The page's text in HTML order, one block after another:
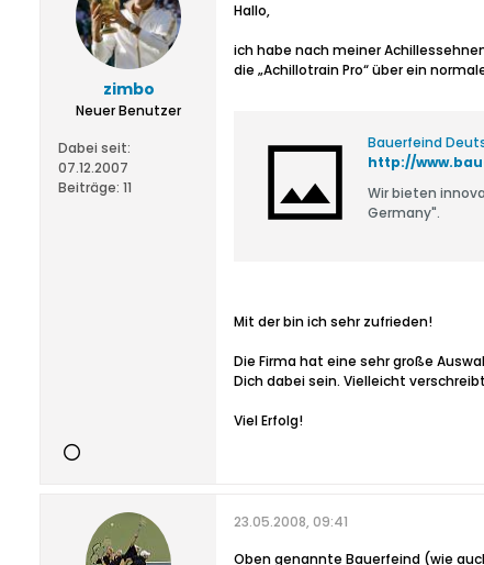
zimbo
Neuer Benutzer
Dabei seit:
07.12.2007
Beiträge: 11
Hallo,
ich habe nach meiner
die „Achillotrain Pro“ über ein
Bauerfeind
http://
Wir bieten
Germany".
Mit der bin ich sehr zufrieden!
Die Firma hat eine sehr große
Dich dabei sein. Vielleicht
Viel Erfolg!
23.05.2008, 09:41
Oben genannte Bauerfeind (wie